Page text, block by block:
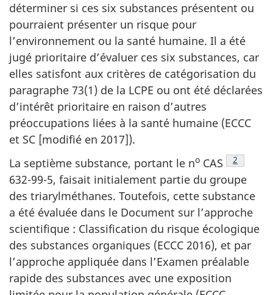
déterminer si ces six substances présentent ou
pourraient présenter un risque pour
l’environnement ou la santé humaine. Il a été
jugé prioritaire d’évaluer ces six substances, car
elles satisfont aux critères de catégorisation du
paragraphe 73(1) de la LCPE ou ont été déclarées
d’intérêt prioritaire en raison d’autres
préoccupations liées à la santé humaine (ECCC
et SC [modifié en 2017]).
La septième substance, portant le no CAS Note de
2
632-99-5, faisait initialement partie du groupe
des triarylméthanes. Toutefois, cette substance
a été évaluée dans le Document sur l’approche
scientifique : Classification du risque écologique
des substances organiques (ECCC 2016), et par
l’approche appliquée dans l’Examen préalable
rapide des substances avec une exposition